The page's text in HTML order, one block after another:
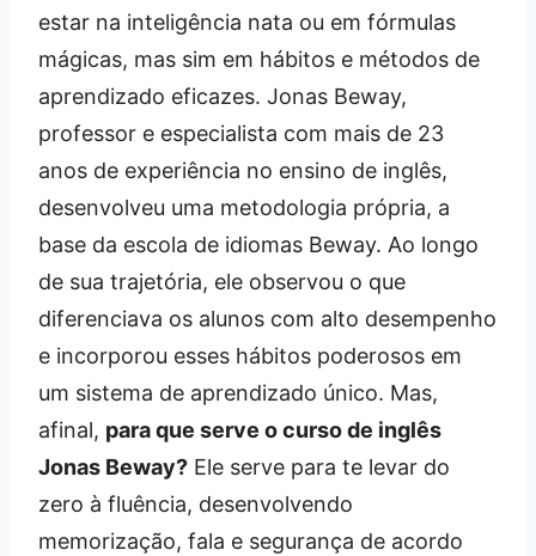
estar na inteligência nata ou em fórmulas
mágicas, mas sim em hábitos e métodos de
aprendizado eficazes. Jonas Beway,
professor e especialista com mais de 23
anos de experiência no ensino de inglês,
desenvolveu uma metodologia própria, a
base da escola de idiomas Beway. Ao longo
de sua trajetória, ele observou o que
diferenciava os alunos com alto desempenho
e incorporou esses hábitos poderosos em
um sistema de aprendizado único. Mas,
afinal, para que serve o curso de inglês
Jonas Beway? Ele serve para te levar do
zero à fluência, desenvolvendo
memorização, fala e segurança de acordo